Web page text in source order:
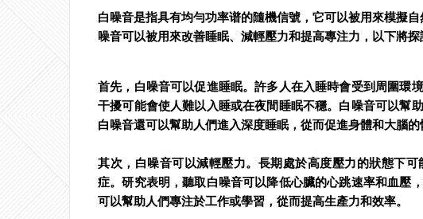
白噪音是指具有均勻功率谱的隨機信號，它可以被用來模擬
噪音可以被用來改善睡眠、減輕壓力和提高專注力，以下將探
首先，白噪音可以促進睡眠。許多人在入睡時會受到周圍環
干擾可能會使人難以入睡或在夜間睡眠不穩。白噪音可以幫
白噪音還可以幫助人們進入深度睡眠，從而促進身體和大腦的
其次，白噪音可以減輕壓力。長期處於高度壓力的狀態下
症。研究表明，聽取白噪音可以降低心臟的心跳速率和血壓
可以幫助人們專注於工作或學習，從而提高生產力和效率。